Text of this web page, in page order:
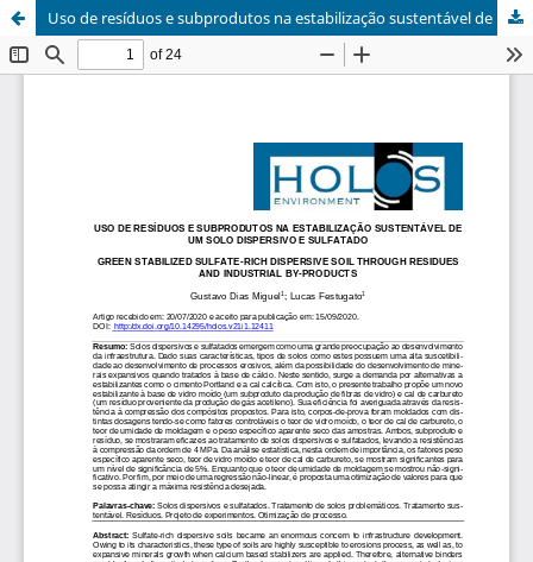
Uso de resíduos e subprodutos na estabilização sustentável de um solo dispersivo e sulfatado